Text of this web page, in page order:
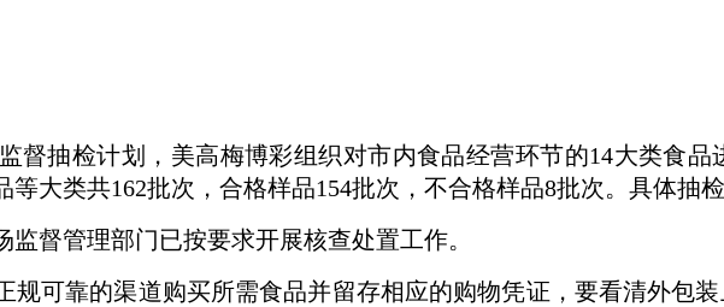
督抽检计划，美高梅博彩组织对市内食品经营环节的14大类食
大类共162批次，合格样品154批次，不合格样品8批次。具体抽检
督管理部门已按要求开展核查处置工作。
规可靠的渠道购买所需食品并留存相应的购物凭证，要看清外包